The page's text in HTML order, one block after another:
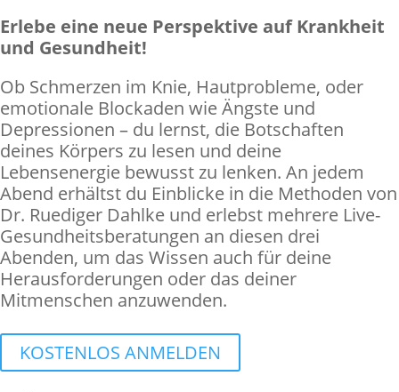
Erlebe eine neue Perspektive auf Krankheit
und Gesundheit!
Ob Schmerzen im Knie, Hautprobleme, oder
emotionale Blockaden wie Ängste und
Depressionen – du lernst, die Botschaften
deines Körpers zu lesen und deine
Lebensenergie bewusst zu lenken. An jedem
Abend erhältst du Einblicke in die Methoden von
Dr. Ruediger Dahlke und erlebst mehrere Live-
Gesundheitsberatungen an diesen drei
Abenden, um das Wissen auch für deine
Herausforderungen oder das deiner
Mitmenschen anzuwenden.
KOSTENLOS ANMELDEN